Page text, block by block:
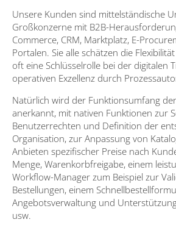
Unsere Kunden sind mittelständische
Großkonzerne mit B2B-
Commerce, CRM, Marktplatz, E-
Portalen. Sie alle schätzen die
oft eine Schlüsselrolle bei der digitalen
operativen Exzellenz durch
Natürlich wird der Funktionsumfang
anerkannt, mit nativen Funktionen zur
Benutzerrechten und Definition der
Organisation, zur Anpassung von
Anbieten spezifischer Preise nach
Menge, Warenkorbfreigabe, einem
Workflow-Manager zum Beispiel zur
Bestellungen, einem
Angebotsverwaltung und
usw.